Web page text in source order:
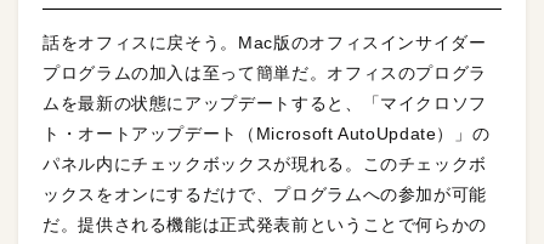
話をオフィスに戻そう。Mac版のオフィスインサイダー
プログラムの加入は至って簡単だ。オフィスのプログラ
ムを最新の状態にアップデートすると、「マイクロソフ
ト・オートアップデート（Microsoft AutoUpdate）」の
パネル内にチェックボックスが現れる。このチェックボ
ックスをオンにするだけで、プログラムへの参加が可能
だ。提供される機能は正式発表前ということで何らかの